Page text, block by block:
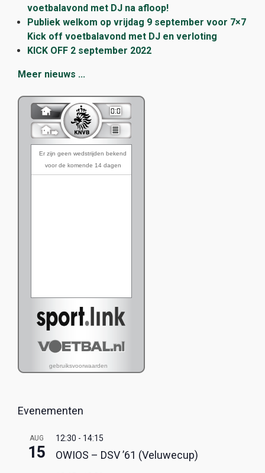
voetbalavond met DJ na afloop!
Publiek welkom op vrijdag 9 september voor 7×7
Kick off voetbalavond met DJ en verloting
KICK OFF 2 september 2022
Meer nieuws ...
Evenementen
AUG
15
12:30 - 14:15
OWIOS – DSV ’61 (Veluwecup)